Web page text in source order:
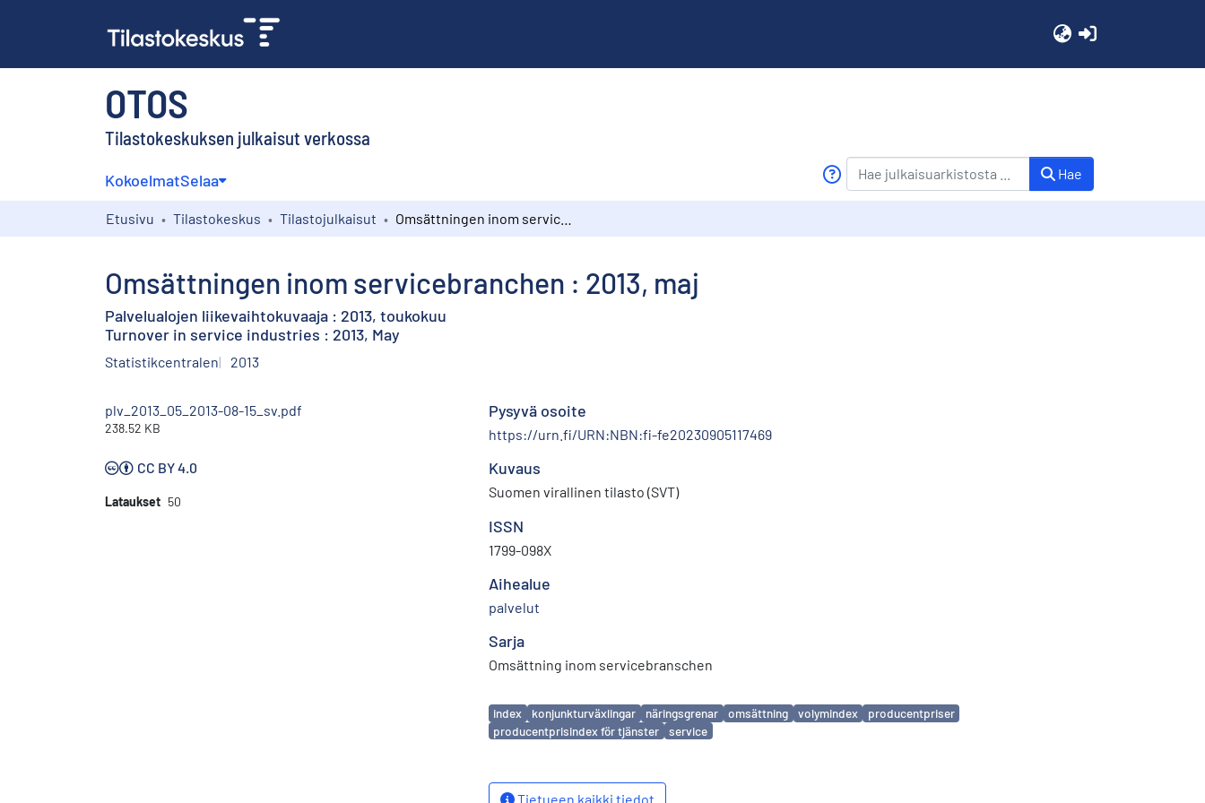
OTOS
Tilastokeskuksen julkaisut verkossa
KokoelmatSelaa Hae
Etusivu Tilastokeskus Tilastojulkaisut
Omsättningen inom servicebranchen : 2013, maj
Palvelualojen liikevaihtokuvaaja : 2013, toukokuu
Turnover in service industries : 2013, May
Statistikcentralen 2013
plv_2013_05_2013-08-15_sv.pdf
238.52 KB
CC BY 4.0
Lataukset 50
Pysyvä osoite
https://urn.fi/URN:NBN:fi-fe20230905117469
Kuvaus
Suomen virallinen tilasto (SVT)
ISSN
1799-098X
Aihealue
palvelut
Sarja
Omsättning inom servicebranschen
Avainsanat
index konjunkturväxlingar näringsgrenar omsättning volymindex
producentpriser
producentprisindex för tjänster
service
Tietueen kaikki tiedot